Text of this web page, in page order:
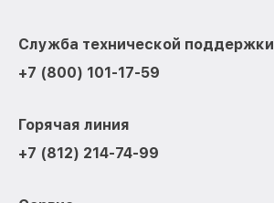
Служба технической поддержки
+7 (800) 101-17-59
Горячая линия
+7 (812) 214-74-99